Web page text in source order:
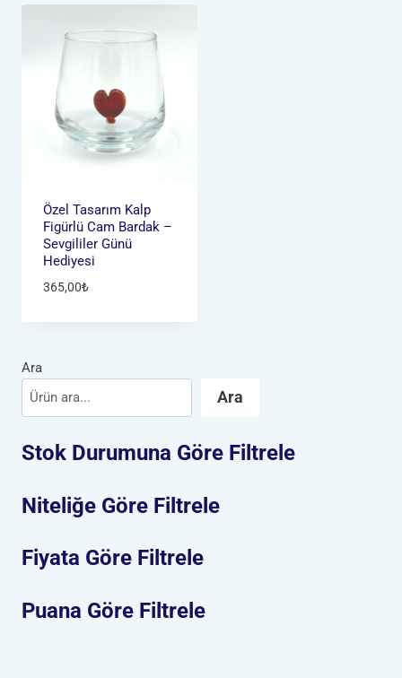
Özel Tasarım Kalp
Figürlü Cam Bardak –
Sevgililer Günü
Hediyesi
365,00₺
Ara
Ara
Stok Durumuna Göre Filtrele
Niteliğe Göre Filtrele
Fiyata Göre Filtrele
Puana Göre Filtrele